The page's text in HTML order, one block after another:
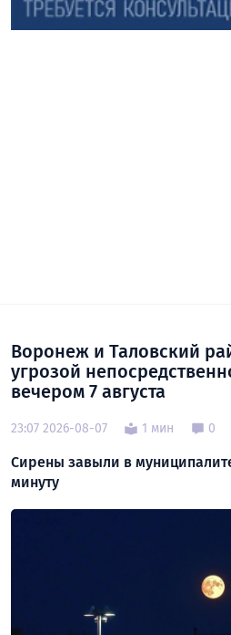
Воронеж и Таловский
угрозой
вечером 7 августа
23:07 2026-08-07 1 мин 0
Сирены завыли в
минуту